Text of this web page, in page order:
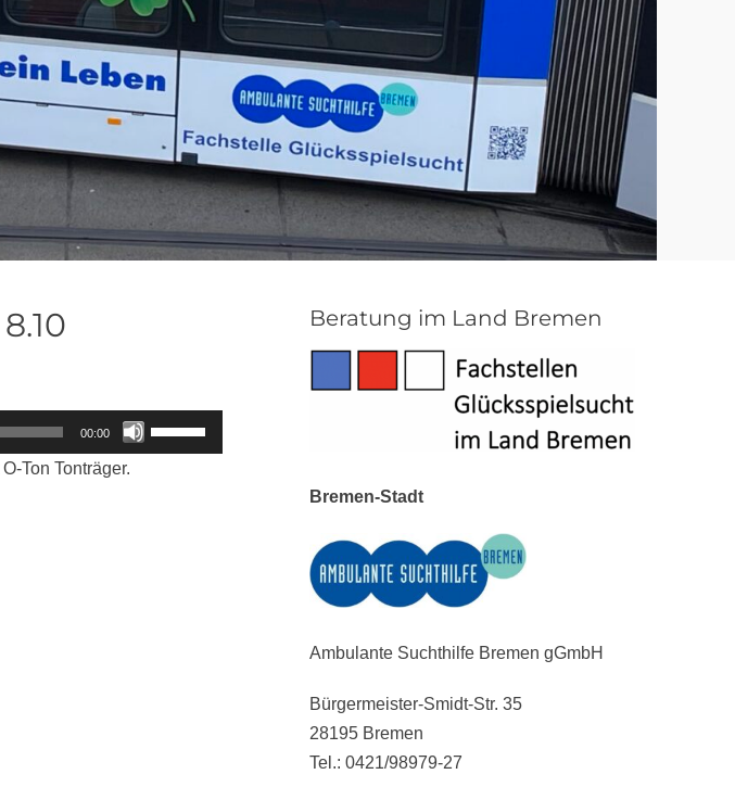
00:00
Pfeiltasten
Hoch/Runter
Ton Tonträger.
Beratung im Land Bremen
Bremen-Stadt
Ambulante Suchthilfe Bremen gGmbH
Bürgermeister-Smidt-Str. 35
28195 Bremen
Tel.: 0421/98979-27